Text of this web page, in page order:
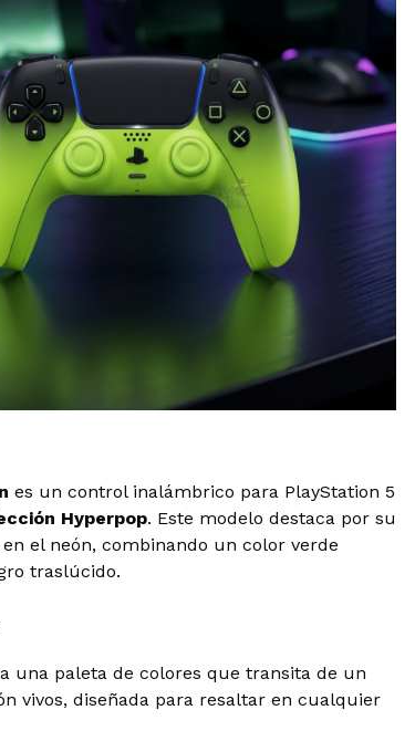
es un control inalámbrico para PlayStation 5
Hyperpop. Este modelo destaca por su
el neón, combinando un color verde
traslúcido.
una paleta de colores que transita de un
vivos, diseñada para resaltar en cualquier